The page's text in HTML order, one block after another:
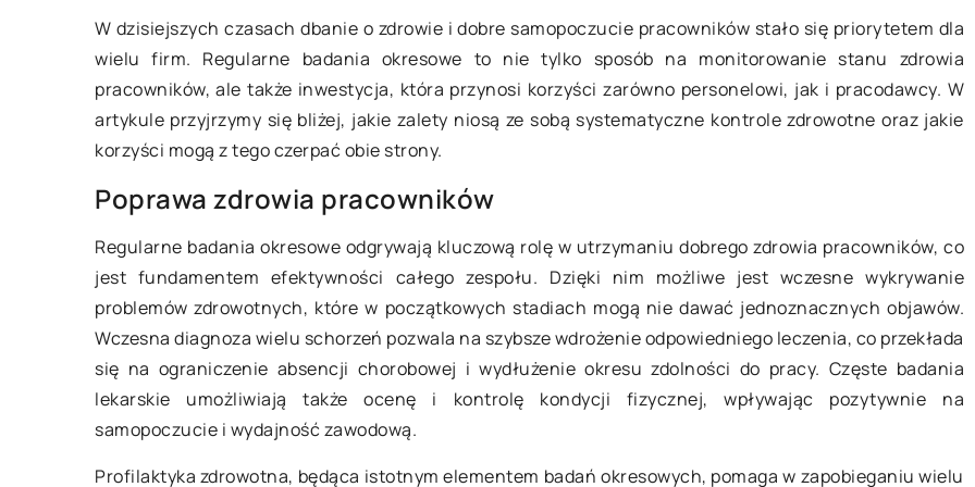
W dzisiejszych czasach dbanie o zdrowie i dobre samopoczucie pracowników stało się priorytetem dla
wielu firm. Regularne badania okresowe to nie tylko sposób na monitorowanie stanu zdrowia
pracowników, ale także inwestycja, która przynosi korzyści zarówno personelowi, jak i pracodawcy. W
artykule przyjrzymy się bliżej, jakie zalety niosą ze sobą systematyczne kontrole zdrowotne oraz jakie
korzyści mogą z tego czerpać obie strony.
Poprawa zdrowia pracowników
Regularne badania okresowe odgrywają kluczową rolę w utrzymaniu dobrego zdrowia pracowników, co
jest fundamentem efektywności całego zespołu. Dzięki nim możliwe jest wczesne wykrywanie
problemów zdrowotnych, które w początkowych stadiach mogą nie dawać jednoznacznych objawów.
Wczesna diagnoza wielu schorzeń pozwala na szybsze wdrożenie odpowiedniego leczenia, co przekłada
się na ograniczenie absencji chorobowej i wydłużenie okresu zdolności do pracy. Częste badania
lekarskie umożliwiają także ocenę i kontrolę kondycji fizycznej, wpływając pozytywnie na
samopoczucie i wydajność zawodową.
Profilaktyka zdrowotna, będąca istotnym elementem badań okresowych, pomaga w zapobieganiu wielu
korzyści dla zdrowia skóry
zalety mezoterapii igłowej w
skóry. Dowiedz się, jak
może poprawić kondycję
skóry, nawilżyć ją i
oznaki starzenia.
14 czerwca 2025
Jak zadbać o skórę i włosy podczas
klimatyczne?
Odkryj, jak skutecznie chronić skórę i
włosy podczas podróży do różnych
stref klimatycznych. Poznaj
praktyczne wskazówki
pielęgnacyjne, które pomogą
zachować zdrowy wygląd niezależnie
od pogody.
10 maja 2026
laserowego usuwania rozstępów.
Dowiedz się, jak działa ten zabieg,
jakie są jego efekty oraz na co warto
zwrócić uwagę przed podjęciem
decyzji o jego zastosowaniu.